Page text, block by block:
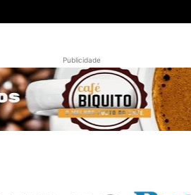
Publicidade